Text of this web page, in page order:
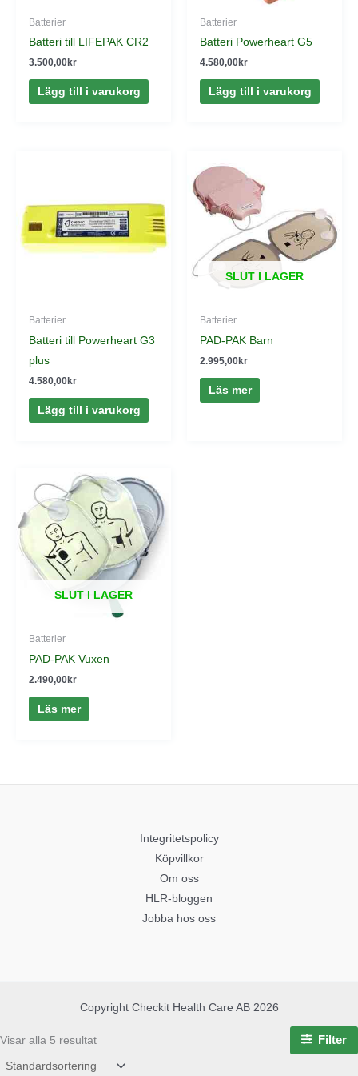
Visar alla 5 resultat Filter
Batterier
Batteri till LIFEPAK CR2
3.500,00kr
Lägg till i varukorg
Batterier
Batteri Powerheart G5
4.580,00kr
Lägg till i varukorg
Batterier
Batteri till Powerheart G3
plus
4.580,00kr
Lägg till i varukorg
SLUT I LAGER
Batterier
PAD-PAK Barn
2.995,00kr
Läs mer
SLUT I LAGER
Batterier
PAD-PAK Vuxen
2.490,00kr
Läs mer
Integritetspolicy
Köpvillkor
Om oss
HLR-bloggen
Jobba hos oss
Copyright Checkit Health Care AB 2026